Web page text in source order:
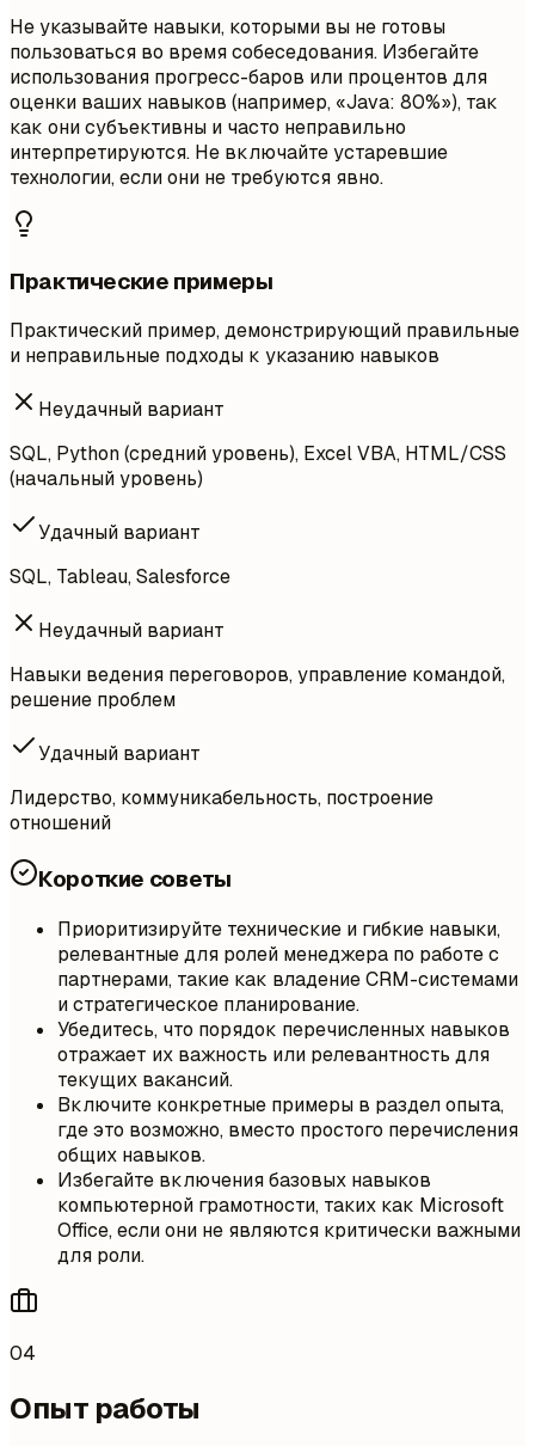
Не указывайте навыки, которыми вы не готовы
пользоваться во время собеседования. Избегайте
использования прогресс-баров или процентов для
оценки ваших навыков (например, «Java: 80%»), так
как они субъективны и часто неправильно
интерпретируются. Не включайте устаревшие
технологии, если они не требуются явно.
Практические примеры
Практический пример, демонстрирующий правильные
и неправильные подходы к указанию навыков
Неудачный вариант
SQL, Python (средний уровень), Excel VBA, HTML/CSS
(начальный уровень)
Удачный вариант
SQL, Tableau, Salesforce
Неудачный вариант
Навыки ведения переговоров, управление командой,
решение проблем
Удачный вариант
Лидерство, коммуникабельность, построение
отношений
Короткие советы
Приоритизируйте технические и гибкие навыки,
релевантные для ролей менеджера по работе с
партнерами, такие как владение CRM-системами
и стратегическое планирование.
Убедитесь, что порядок перечисленных навыков
отражает их важность или релевантность для
текущих вакансий.
Включите конкретные примеры в раздел опыта,
где это возможно, вместо простого перечисления
общих навыков.
Избегайте включения базовых навыков
компьютерной грамотности, таких как Microsoft
Office, если они не являются критически важными
для роли.
04
Опыт работы